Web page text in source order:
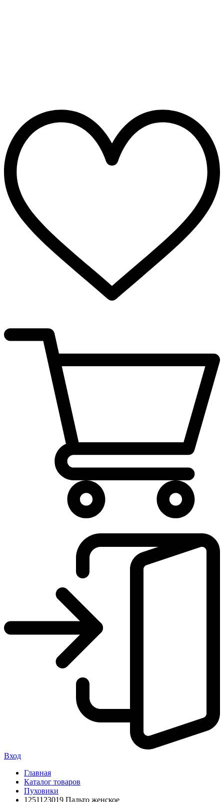
Вход
Главная
Каталог товаров
Пуховики
1251123019 Пальто женское